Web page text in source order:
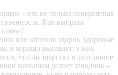
– это не только невероятная
Как выбрать
или котенок здоров Здоровые
и хорошо выглядят: у них
чистая шерстка и упитанное
малышам делает заводчик –